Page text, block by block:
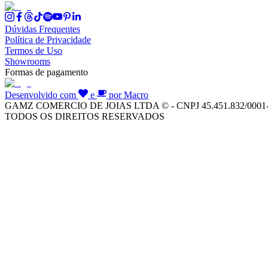
Dúvidas Frequentes
Política de Privacidade
Termos de Uso
Showrooms
Formas de pagamento
Desenvolvido com e
por Macro
GAMZ COMERCIO DE JOIAS LTDA © - CNPJ 45.451.832/
TODOS OS DIREITOS RESERVADOS